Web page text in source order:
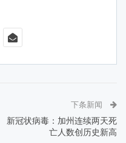
下条新闻
新冠状病毒：加州连续两天死
亡人数创历史新高